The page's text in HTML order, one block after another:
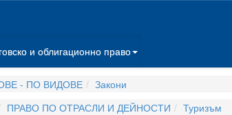
и облигационно право
- ПО ВИДОВЕ
Закони
ПРАВО ПО ОТРАСЛИ И ДЕЙНОСТИ
Туризъм